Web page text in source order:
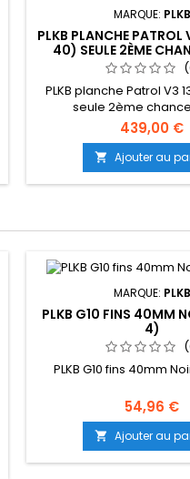
MARQUE: PLKB
PLKB PLANCHE PATROL
40) SEULE 2ÈME
PLKB planche Patrol V3
seule 2ème
439,00 €
 Ajouter au
MARQUE: PLKB
PLKB G10 FINS 40MM
4)
PLKB G10 fins 40mm
54,96 €
 Ajouter au